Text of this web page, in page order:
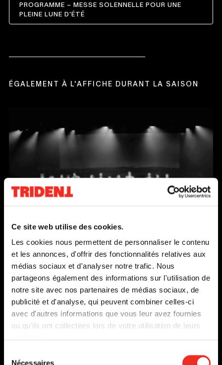
Ce
lien
Ce site web utilise des cookies.
Les cookies nous permettent de personnaliser le contenu
et les annonces, d'offrir des fonctionnalités relatives aux
médias sociaux et d'analyser notre trafic. Nous
partageons également des informations sur l'utilisation de
notre site avec nos partenaires de médias sociaux, de
publicité et d'analyse, qui peuvent combiner celles-ci
avec d'autres informations que vous leur avez fournies
ou qu'ils ont collectées lors de votre utilisation de leurs
Nécessaires
PROGRAMME – MESSE SOLENNELLE POUR UNE
PLEINE LUNE D’ÉTÉ
CE
LIEN
ÉGALEMENT À L'AFFICHE DURANT LA SAISON
LES PARENTS TERRIBLES